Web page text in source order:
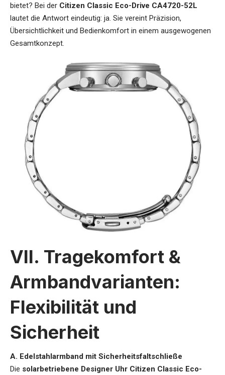
bietet? Bei der Citizen Classic Eco-Drive CA4720-52L
lautet die Antwort eindeutig: ja. Sie vereint Präzision,
Übersichtlichkeit und Bedienkomfort in einem ausgewogenen
Gesamtkonzept.
VII. Tragekomfort &
Armbandvarianten:
Flexibilität und
Sicherheit
A. Edelstahlarmband mit Sicherheitsfaltschließe
Die solarbetriebene Designer Uhr Citizen Classic Eco-